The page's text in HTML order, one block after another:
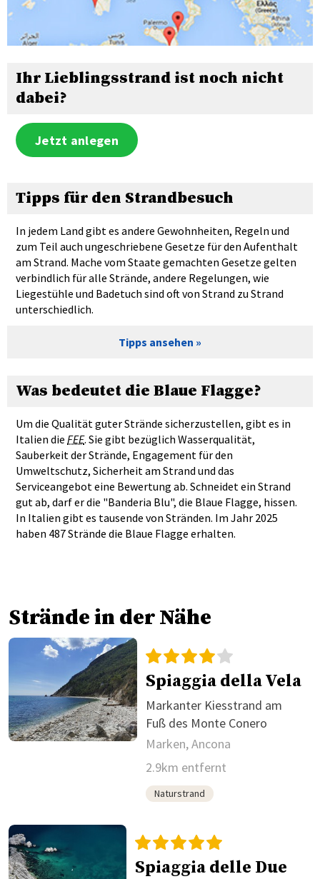
Ihr Lieblingsstrand ist noch nicht
dabei?
Jetzt anlegen
Tipps für den Strandbesuch
In jedem Land gibt es andere Gewohnheiten, Regeln und
zum Teil auch ungeschriebene Gesetze für den Aufenthalt
am Strand. Mache vom Staate gemachten Gesetze gelten
verbindlich für alle Strände, andere Regelungen, wie
Liegestühle und Badetuch sind oft von Strand zu Strand
unterschiedlich.
Tipps ansehen
Was bedeutet die Blaue Flagge?
Um die Qualität guter Strände sicherzustellen, gibt es in
Italien die FEE. Sie gibt bezüglich Wasserqualität,
Sauberkeit der Strände, Engagement für den
Umweltschutz, Sicherheit am Strand und das
Serviceangebot eine Bewertung ab. Schneidet ein Strand
gut ab, darf er die "Banderia Blu", die Blaue Flagge, hissen.
In Italien gibt es tausende von Stränden. Im Jahr 2025
haben 487 Strände die Blaue Flagge erhalten.
Strände in der Nähe
Spiaggia della Vela
Markanter Kiesstrand am
Fuß des Monte Conero
Marken, Ancona
2.9km entfernt
Naturstrand
Spiaggia delle Due